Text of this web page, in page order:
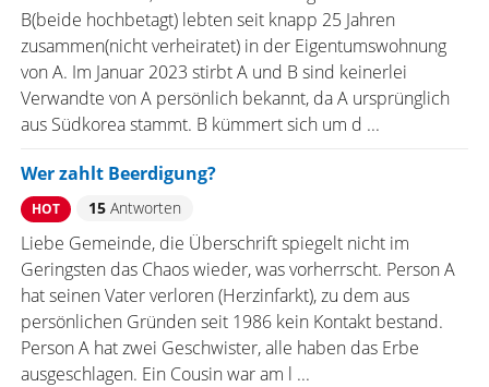
B(beide hochbetagt) lebten seit knapp 25 Jahren
zusammen(nicht verheiratet) in der Eigentumswohnung
von A. Im Januar 2023 stirbt A und B sind keinerlei
Verwandte von A persönlich bekannt, da A ursprünglich
aus Südkorea stammt. B kümmert sich um d ...
Wer zahlt Beerdigung?
HOT 15Antworten
Liebe Gemeinde, die Überschrift spiegelt nicht im
Geringsten das Chaos wieder, was vorherrscht. Person A
hat seinen Vater verloren (Herzinfarkt), zu dem aus
persönlichen Gründen seit 1986 kein Kontakt bestand.
Person A hat zwei Geschwister, alle haben das Erbe
ausgeschlagen. Ein Cousin war am l ...